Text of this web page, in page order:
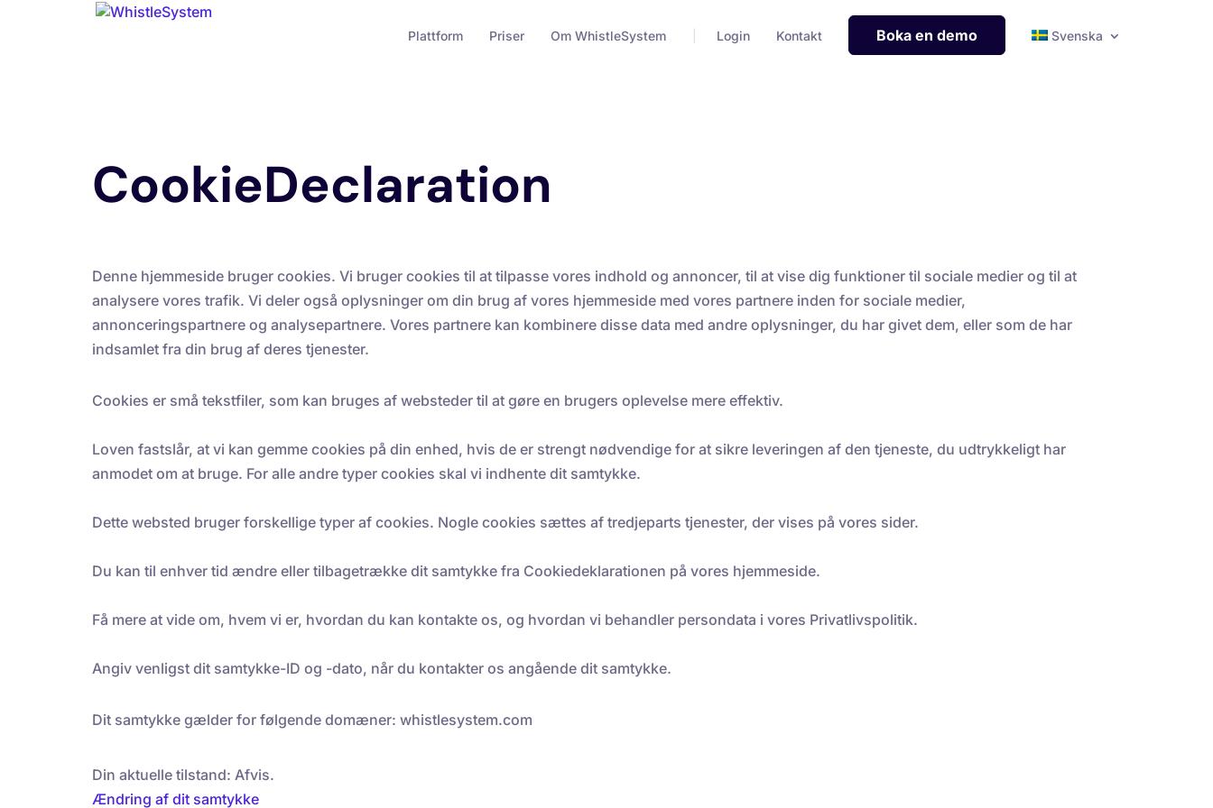
Plattform Priser Om WhistleSystem Login Kontakt Boka en demo Svenska
CookieDeclaration
Denne hjemmeside bruger cookies. Vi bruger cookies til at tilpasse vores indhold og annoncer, til at vise dig funktioner til sociale medier og til at
analysere vores trafik. Vi deler også oplysninger om din brug af vores hjemmeside med vores partnere inden for sociale medier,
annonceringspartnere og analysepartnere. Vores partnere kan kombinere disse data med andre oplysninger, du har givet dem, eller som de har
indsamlet fra din brug af deres tjenester.
Cookies er små tekstfiler, som kan bruges af websteder til at gøre en brugers oplevelse mere effektiv.
Loven fastslår, at vi kan gemme cookies på din enhed, hvis de er strengt nødvendige for at sikre leveringen af den tjeneste, du udtrykkeligt har
anmodet om at bruge. For alle andre typer cookies skal vi indhente dit samtykke.
Dette websted bruger forskellige typer af cookies. Nogle cookies sættes af tredjeparts tjenester, der vises på vores sider.
Du kan til enhver tid ændre eller tilbagetrække dit samtykke fra Cookiedeklarationen på vores hjemmeside.
Få mere at vide om, hvem vi er, hvordan du kan kontakte os, og hvordan vi behandler persondata i vores Privatlivspolitik.
Angiv venligst dit samtykke-ID og -dato, når du kontakter os angående dit samtykke.
Dit samtykke gælder for følgende domæner: whistlesystem.com
Din aktuelle tilstand: Afvis.
Ændring af dit samtykke